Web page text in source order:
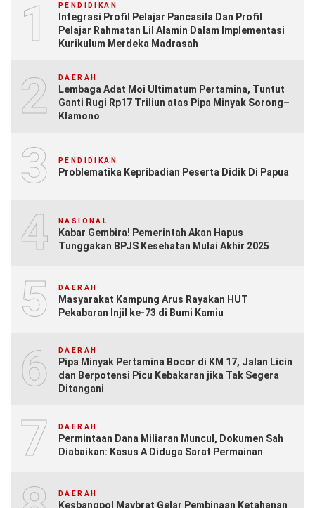
1 PENDIDIKAN
Integrasi Profil Pelajar Pancasila Dan Profil
Pelajar Rahmatan Lil Alamin Dalam Implementasi
Kurikulum Merdeka Madrasah
2 DAERAH
Lembaga Adat Moi Ultimatum Pertamina, Tuntut
Ganti Rugi Rp17 Triliun atas Pipa Minyak Sorong–
Klamono
3 PENDIDIKAN
Problematika Kepribadian Peserta Didik Di Papua
4 NASIONAL
Kabar Gembira! Pemerintah Akan Hapus
Tunggakan BPJS Kesehatan Mulai Akhir 2025
5 DAERAH
Masyarakat Kampung Arus Rayakan HUT
Pekabaran Injil ke-73 di Bumi Kamiu
6 DAERAH
Pipa Minyak Pertamina Bocor di KM 17, Jalan Licin
dan Berpotensi Picu Kebakaran jika Tak Segera
Ditangani
7 DAERAH
Permintaan Dana Miliaran Muncul, Dokumen Sah
Diabaikan: Kasus A Diduga Sarat Permainan
DAERAH
Kesbangpol Maybrat Gelar Pembinaan Ketahanan